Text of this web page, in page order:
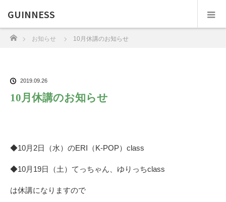
GUINNESS
ホーム
お知らせ 10月休講のお知らせ
2019.09.26
10月休講のお知らせ
◆10月2日（水）のERI（K-POP）class
◆10月19日（土）てっちゃん、ゆりっちclass
は休講になりますので